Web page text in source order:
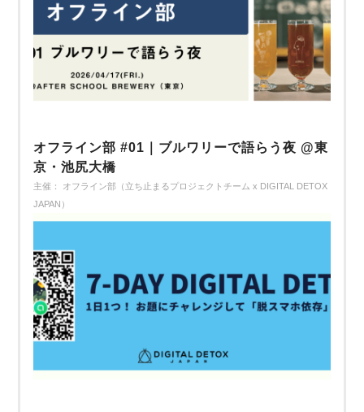
オフライン部 #01｜ブルワリーで語らう夜 @東
京・池尻大橋
主催： オフライン部（立ち止まるプロジェクトチーム x DIGITAL DETOX
JAPAN）